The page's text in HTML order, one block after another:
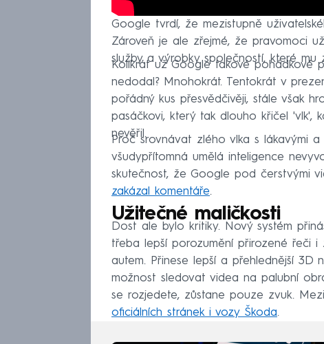
Google tvrdí, že mezistupně
Zároveň je ale zřejmé, že pravomoci
služby a výrobky společností, které mu
Kolikrát už Google takové pohádkové
nedodal? Mnohokrát. Tentokrát v
pořádný kus přesvědčivěji, stále však
pasáčkovi, který tak dlouho křičel 'vlk',
nevěřil.
Proč srovnávat zlého vlka s lákavými a
všudypřítomná umělá inteligence
skutečnost, že Google pod čerstvými
zakázal komentáře.
Užitečné maličkosti
Dost ale bylo kritiky. Nový systém
třeba lepší porozumění přirozené řeči
autem. Přinese lepší a přehlednější
možnost sledovat videa na palubní
se rozjedete, zůstane pouze zvuk.
oficiálních stránek i vozy Škoda.